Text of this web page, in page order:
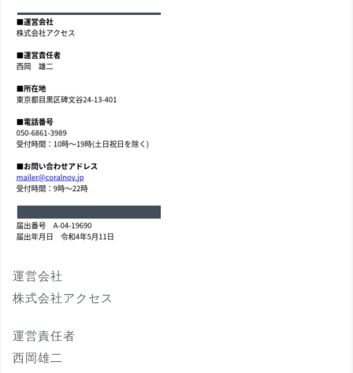
運営会社
株式会社アクセス
運営責任者
西岡雄二